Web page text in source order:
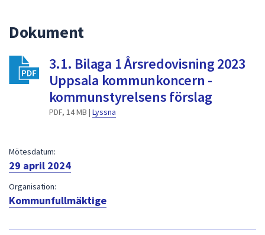
att
välja
något
av
Dokument
3.1. Bilaga 1 Årsredovisning 2023
Uppsala kommunkoncern -
kommunstyrelsens förslag
PDF, 14 MB | Lyssna
Mötesdatum:
29 april 2024
Organisation:
Kommunfullmäktige